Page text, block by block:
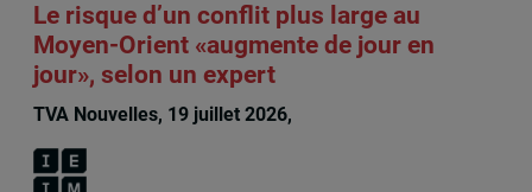
Le risque d’un conflit plus large au
Moyen-Orient «augmente de jour en
jour», selon un expert
TVA Nouvelles, 19 juillet 2026,